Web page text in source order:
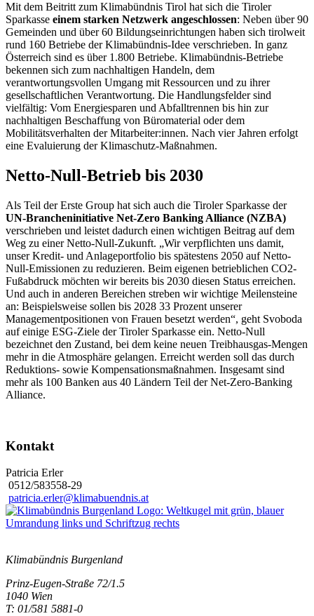
Mit dem Beitritt zum Klimabündnis Tirol hat sich die Tiroler
Sparkasse einem starken Netzwerk angeschlossen: Neben über 90
Gemeinden und über 60 Bildungseinrichtungen haben sich tirolweit
rund 160 Betriebe der Klimabündnis-Idee verschrieben. In ganz
Österreich sind es über 1.800 Betriebe. Klimabündnis-Betriebe
bekennen sich zum nachhaltigen Handeln, dem
verantwortungsvollen Umgang mit Ressourcen und zu ihrer
gesellschaftlichen Verantwortung. Die Handlungsfelder sind
vielfältig: Vom Energiesparen und Abfalltrennen bis hin zur
nachhaltigen Beschaffung von Büromaterial oder dem
Mobilitätsverhalten der Mitarbeiter:innen. Nach vier Jahren erfolgt
eine Evaluierung der Klimaschutz-Maßnahmen.
Netto-Null-Betrieb bis 2030
Als Teil der Erste Group hat sich auch die Tiroler Sparkasse der
UN-Brancheninitiative Net-Zero Banking Alliance (NZBA)
verschrieben und leistet dadurch einen wichtigen Beitrag auf dem
Weg zu einer Netto-Null-Zukunft. „Wir verpflichten uns damit,
unser Kredit- und Anlageportfolio bis spätestens 2050 auf Netto-
Null-Emissionen zu reduzieren. Beim eigenen betrieblichen CO2-
Fußabdruck möchten wir bereits bis 2030 diesen Status erreichen.
Und auch in anderen Bereichen streben wir wichtige Meilensteine
an: Beispielsweise sollen bis 2028 33 Prozent unserer
Managementpositionen von Frauen besetzt werden“, geht Svoboda
auf einige ESG-Ziele der Tiroler Sparkasse ein. Netto-Null
bezeichnet den Zustand, bei dem keine neuen Treibhausgas-Mengen
mehr in die Atmosphäre gelangen. Erreicht werden soll das durch
Reduktions- sowie Kompensationsmaßnahmen. Insgesamt sind
mehr als 100 Banken aus 40 Ländern Teil der Net-Zero-Banking
Alliance.
Kontakt
Patricia Erler
0512/583558-29
patricia.erler@klimabuendnis.at
Klimabündnis Burgenland
Prinz-Eugen-Straße 72/1.5
1040 Wien
T: 01/581 5881-0